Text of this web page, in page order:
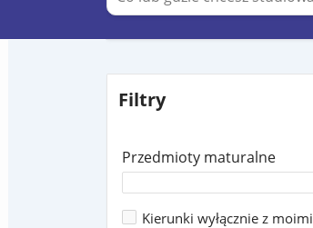
Filtry
Przedmioty maturalne
Kierunki wyłącznie z moimi